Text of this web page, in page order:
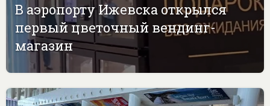
В аэропорту Ижевска открылся
первый цветочный вендинг-
магазин